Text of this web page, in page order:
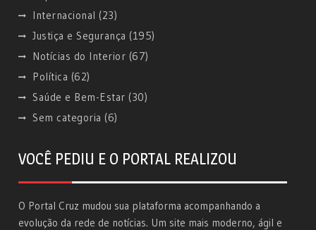
Internacional (23)
Justiça e Segurança (195)
Notícias do Interior (67)
Política (62)
Saúde e Bem-Estar (30)
Sem categoria (6)
VOCÊ PEDIU E O PORTAL REALIZOU
O Portal Cruz mudou sua plataforma acompanhando a
evolução da rede de notícias. Um site mais moderno, ágil e